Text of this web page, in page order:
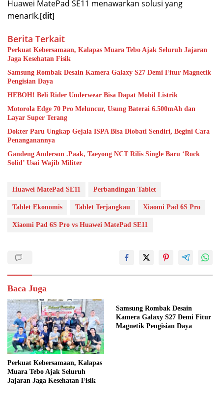
Huawei MatePad SE11 menawarkan solusi yang
menarik.[dit]
Berita Terkait
Perkuat Kebersamaan, Kalapas Muara Tebo Ajak Seluruh Jajaran
Jaga Kesehatan Fisik
Samsung Rombak Desain Kamera Galaxy S27 Demi Fitur Magnetik
Pengisian Daya
HEBOH! Beli Rider Underwear Bisa Dapat Mobil Listrik
Motorola Edge 70 Pro Meluncur, Usung Baterai 6.500mAh dan
Layar Super Terang
Dokter Paru Ungkap Gejala ISPA Bisa Diobati Sendiri, Begini Cara
Penanganannya
Gandeng Anderson .Paak, Taeyong NCT Rilis Single Baru ‘Rock
Solid’ Usai Wajib Militer
Huawei MatePad SE11 Perbandingan Tablet
Tablet Ekonomis Tablet Terjangkau Xiaomi Pad 6S Pro
Xiaomi Pad 6S Pro vs Huawei MatePad SE11
Baca Juga
Perkuat Kebersamaan, Kalapas
Muara Tebo Ajak Seluruh
Jajaran Jaga Kesehatan Fisik
Samsung Rombak Desain
Kamera Galaxy S27 Demi Fitur
Magnetik Pengisian Daya